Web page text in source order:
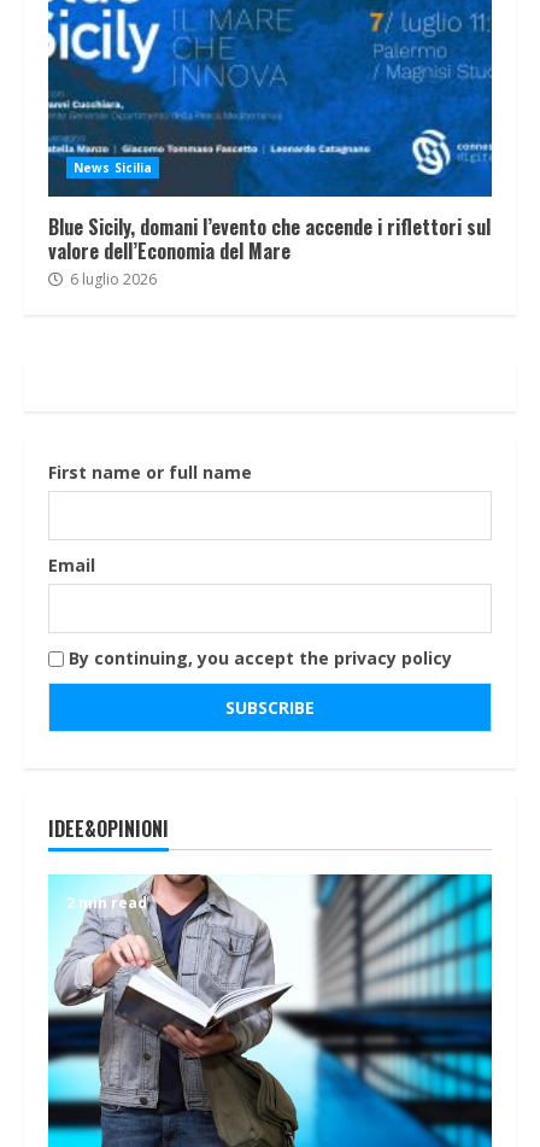
News Sicilia
Blue Sicily, domani l’evento che accende i riflettori sul
valore dell’Economia del Mare
6 luglio 2026
First name or full name
Email
By continuing, you accept the privacy policy
IDEE&OPINIONI
2 min read